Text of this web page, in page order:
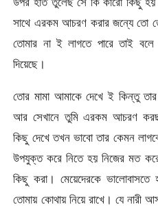
সাথে এরকম আচরণ করার জন্যে তো
তোমার না ই লাগতে পারে তাই
দিয়েছে।
তোর মামা আমাকে দেখে ই কিন্তু
আর সেখানে তুমি এরকম আচরণ
কিছু দেখে তখন ভাবো তার কেমন
উপযুক্ত করে নিতে হয় নিজের মত
কিছু করা। মেয়েদেরকে
তোমায় কোথায় নিয়ে রাখে। যে নারী